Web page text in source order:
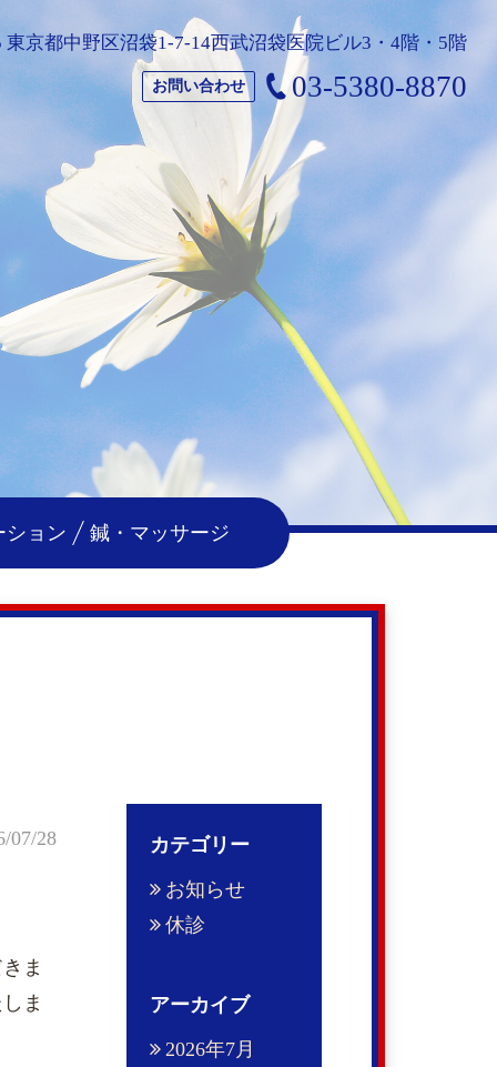
東京都中野区沼袋1-7-14西武沼袋医院ビル3・4階・5階
お問い合わせ 03-5380-8870
ション 鍼・マッサージ
07/28
ま
ま
カテゴリー
お知らせ
休診
アーカイブ
2026年7月